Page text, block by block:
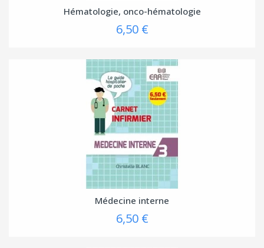
Hématologie, onco-hématologie
6,50 €
Médecine interne
6,50 €